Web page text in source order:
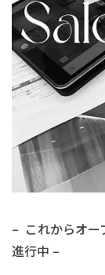
– これからオー
進行中 –